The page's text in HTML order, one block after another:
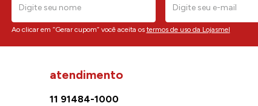
Ao clicar em “Gerar cupom” você aceita os termos de uso da Lojasmel
atendimento
11 91484-1000